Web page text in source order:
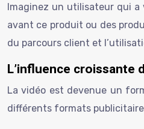
Imaginez un utilisateur qui a
avant ce produit ou des
du parcours client et
L’influence croissante
La vidéo est devenue un
différents formats